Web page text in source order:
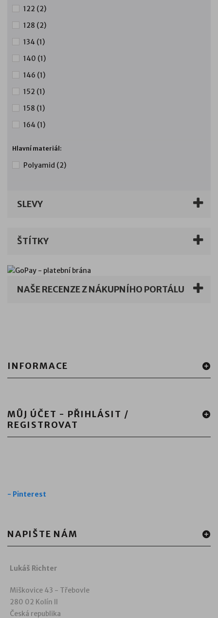
122 (2)
128 (2)
134 (1)
140 (1)
146 (1)
152 (1)
158 (1)
164 (1)
Hlavní materiál:
Polyamid (2)
SLEVY
ŠTÍTKY
NAŠE RECENZE Z NÁKUPNÍHO PORTÁLU
INFORMACE
MŮJ ÚČET - PŘIHLÁSIT /
REGISTROVAT
- Pinterest
NAPIŠTE NÁM
Lukáš Richter
Miškovice 43 - Třebovle
280 02 Kolín II
Česká republika